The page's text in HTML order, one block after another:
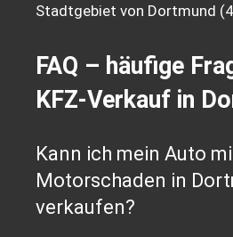
Stadtgebiet von Dortmund
FAQ – häufige
KFZ-Verkauf in
Kann ich mein Auto
Motorschaden in
verkaufen?